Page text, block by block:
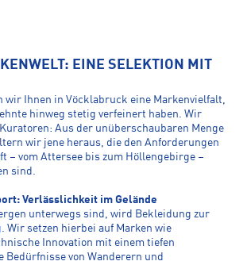
EINE SELEKTION MIT
wir Ihnen in Vöcklabruck eine Markenvielfalt,
hinweg stetig verfeinert haben. Wir
Aus der unüberschaubaren Menge
wir jene heraus, die den Anforderungen
– vom Attersee bis zum Höllengebirge –
sind.
Verlässlichkeit im Gelände
unterwegs sind, wird Bekleidung zur
Wir setzen hierbei auf Marken wie
Innovation mit einem tiefen
Bedürfnisse von Wanderern und